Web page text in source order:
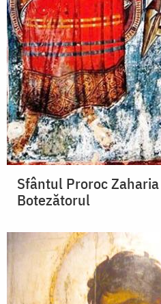
Sfântul Proroc
Botezătorul